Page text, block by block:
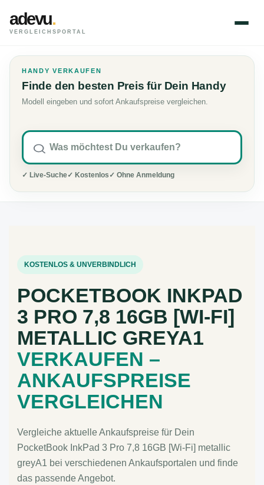
adevu.
VERGLEICHSPORTAL
HANDY VERKAUFEN
Finde den besten Preis für Dein Handy
Modell eingeben und sofort Ankaufspreise vergleichen.
✓ Live-Suche✓ Kostenlos ✓ Ohne Anmeldung
KOSTENLOS & UNVERBINDLICH
POCKETBOOK INKPAD
3 PRO 7,8 16GB [WI-FI]
METALLIC GREYA1
VERKAUFEN –
ANKAUFSPREISE
VERGLEICHEN
Vergleiche aktuelle Ankaufspreise für Dein
PocketBook InkPad 3 Pro 7,8 16GB [Wi-Fi] metallic
greyA1 bei verschiedenen Ankaufsportalen und finde
das passende Angebot.